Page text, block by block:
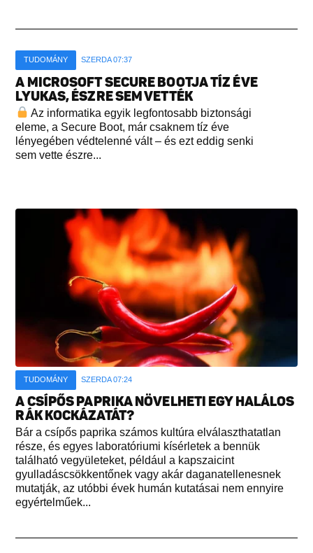
TUDOMÁNY SZERDA 07:37
A MICROSOFT SECURE BOOTJA TÍZ ÉVE
LYUKAS, ÉSZRE SEM VETTÉK
Az informatika egyik legfontosabb biztonsági
eleme, a Secure Boot, már csaknem tíz éve
lényegében védtelenné vált – és ezt eddig senki
sem vette észre...
TUDOMÁNY SZERDA 07:24
A CSÍPŐS PAPRIKA NÖVELHETI EGY HALÁLOS
RÁK KOCKÁZATÁT?
Bár a csípős paprika számos kultúra elválaszthatatlan
része, és egyes laboratóriumi kísérletek a bennük
található vegyületeket, például a kapszaicint
gyulladáscsökkentőnek vagy akár daganatellenesnek
mutatják, az utóbbi évek humán kutatásai nem ennyire
egyértelműek...